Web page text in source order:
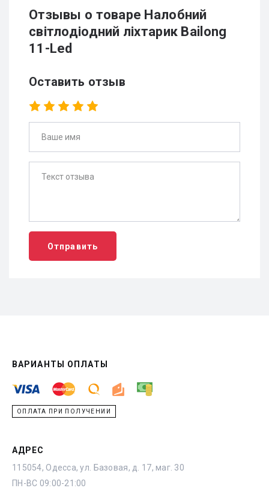
Отзывы о товаре Налобний
світлодіодний ліхтарик Bailong
11-Led
Оставить отзыв
Отправить
ВАРИАНТЫ ОПЛАТЫ
ОПЛАТА ПРИ ПОЛУЧЕНИИ
АДРЕС
115054, Одесса, ул. Базовая, д. 17, маг. 30
ПН-ВС 09:00-21:00